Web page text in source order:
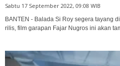
Sabtu 17 September 2022, 09:08 WIB
BANTEN - Balada Si Roy segera tayang
rilis, film garapan Fajar Nugros ini akan